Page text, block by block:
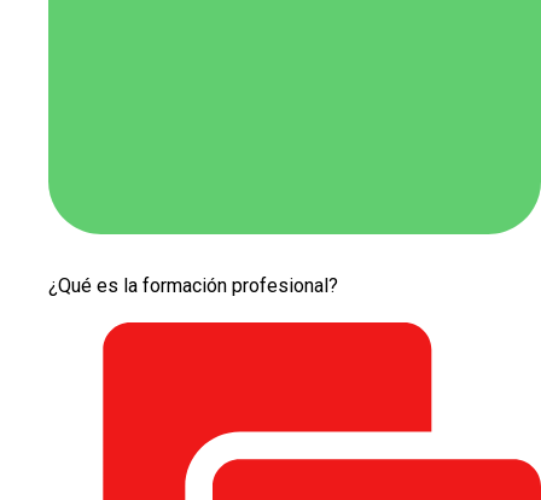
¿Qué es la formación profesional?